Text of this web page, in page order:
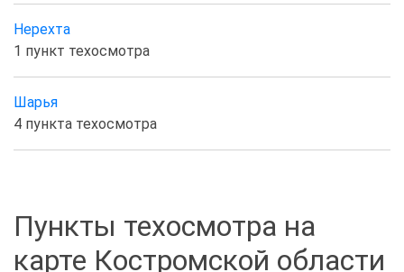
Нерехта
1 пункт техосмотра
Шарья
4 пункта техосмотра
Пункты техосмотра на
карте Костромской области